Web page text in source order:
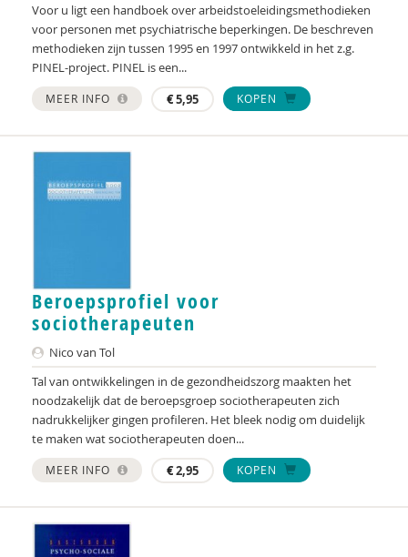
Bo Bremmers
Toine Broekhuis
Liza Bruinhart
Dominique Burggraaff
Nina van Capelleveen
Baroness Casey of Blackstock DBE CB
Anita Charlesworth
Cécile Chênevert
René Clarijs
Sonne Copijn
Voor u ligt een handboek over arbeidstoeleidingsmethodieken
voor personen met psychiatrische beperkingen. De beschreven
methodieken zijn tussen 1995 en 1997 ontwikkeld in het z.g.
PINEL-project. PINEL is een...
MEER INFO €5,95 KOPEN
Beroepsprofiel voor
sociotherapeuten
Nico van Tol
Tal van ontwikkelingen in de gezondheidszorg maakten het
noodzakelijk dat de beroepsgroep sociotherapeuten zich
nadrukkelijker gingen profileren. Het bleek nodig om duidelijk
te maken wat sociotherapeuten doen...
MEER INFO €2,95 KOPEN